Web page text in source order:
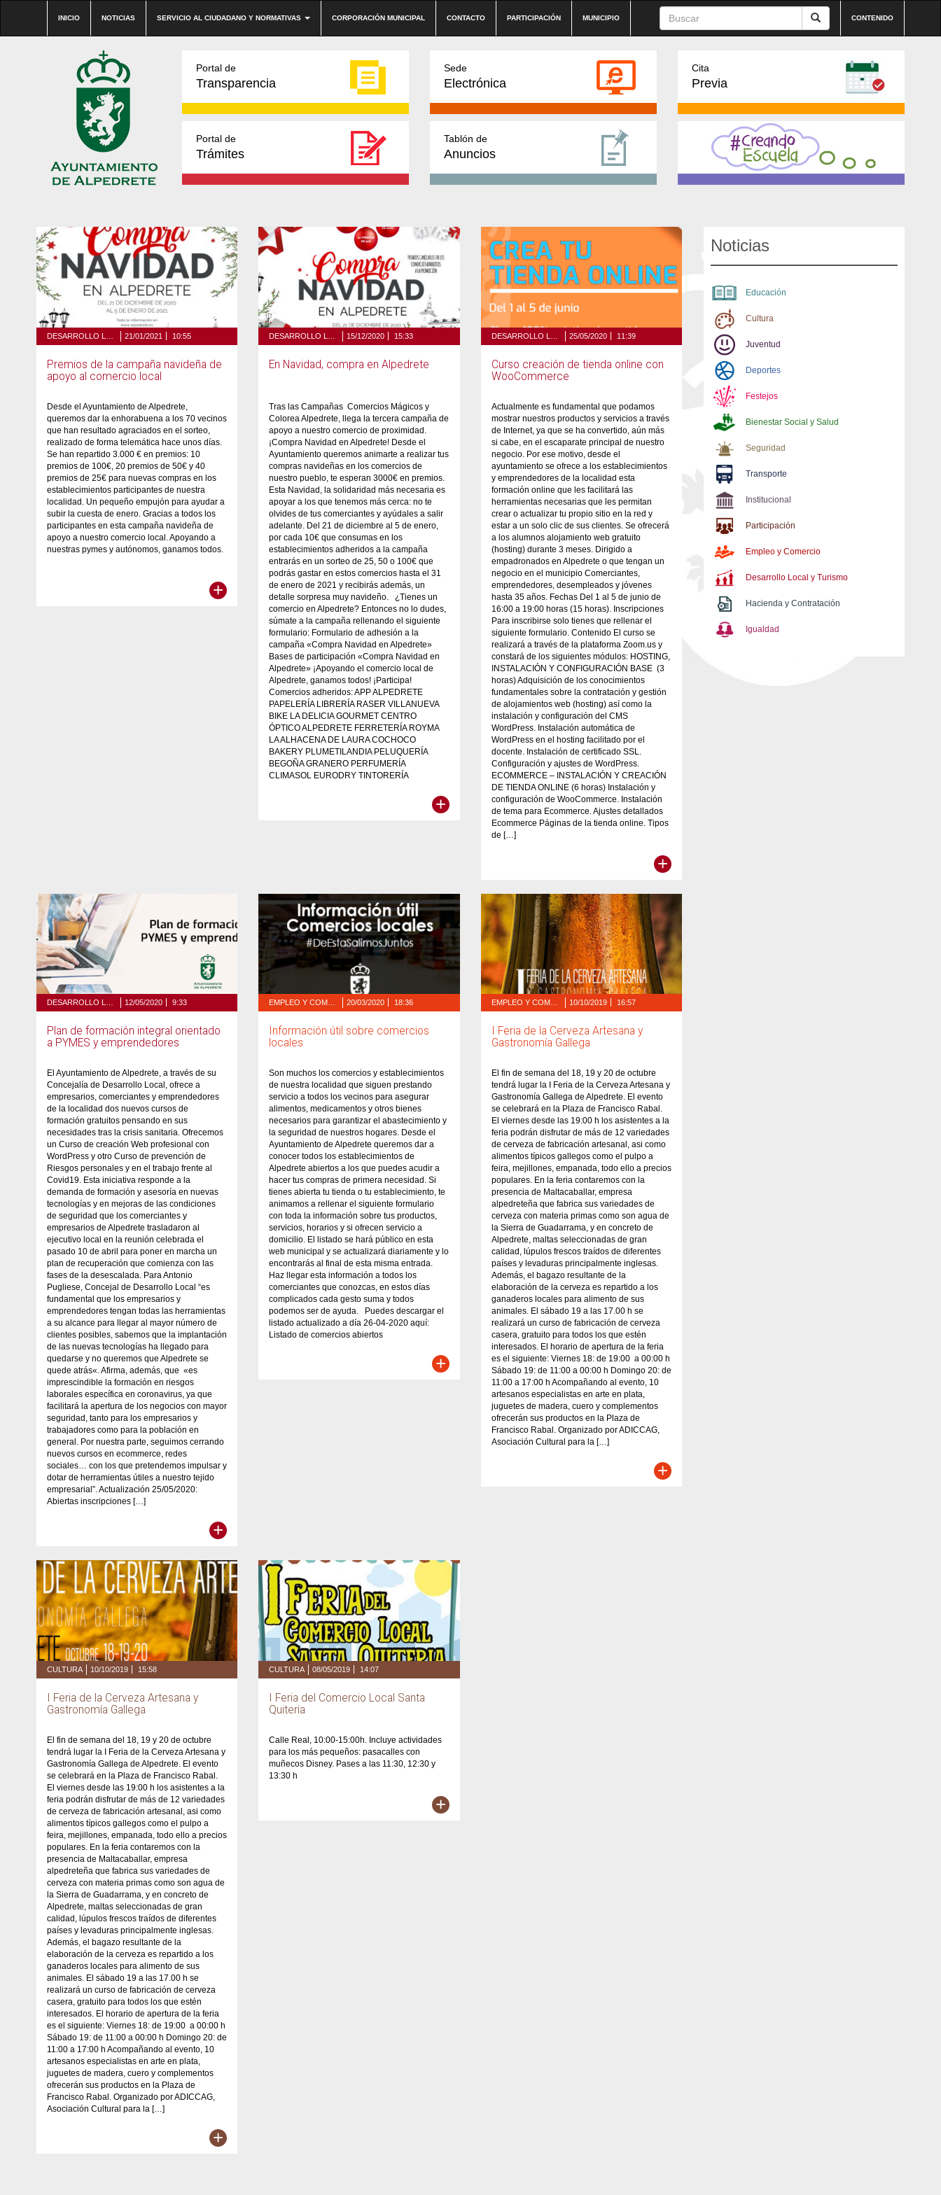
INICIO NOTICIAS SERVICIO AL CIUDADANO Y NORMATIVAS CORPORACIÓN MUNICIPAL CONTACTO PARTICIPACIÓN MUNICIPIO CONTENIDO
Portal de
Transparencia
Sede
Electrónica
Cita
Previa
Portal de
Trámites
Tablón de
Anuncios
21/01/2021 10:55
Premios de la campaña navideña de
apoyo al comercio local
Desde el Ayuntamiento de Alpedrete,
queremos dar la enhorabuena a los 70 vecinos
que han resultado agraciados en el sorteo,
realizado de forma telemática hace unos días.
Se han repartido 3.000 € en premios: 10
premios de 100€, 20 premios de 50€ y 40
premios de 25€ para nuevas compras en los
establecimientos participantes de nuestra
localidad. Un pequeño empujón para ayudar a
subir la cuesta de enero. Gracias a todos los
participantes en esta campaña navideña de
apoyo a nuestro comercio local. Apoyando a
nuestras pymes y autónomos, ganamos todos.
+
15/12/2020 15:33
En Navidad, compra en Alpedrete
Tras las Campañas Comercios Mágicos y
Colorea Alpedrete, llega la tercera campaña de
apoyo a nuestro comercio de proximidad.
¡Compra Navidad en Alpedrete! Desde el
Ayuntamiento queremos animarte a realizar tus
compras navideñas en los comercios de
nuestro pueblo, te esperan 3000€ en premios.
Esta Navidad, la solidaridad más necesaria es
apoyar a los que tenemos más cerca: no te
olvides de tus comerciantes y ayúdales a salir
adelante. Del 21 de diciembre al 5 de enero,
por cada 10€ que consumas en los
establecimientos adheridos a la campaña
entrarás en un sorteo de 25, 50 o 100€ que
podrás gastar en estos comercios hasta el 31
de enero de 2021 y recibirás además, un
detalle sorpresa muy navideño. ¿Tienes un
comercio en Alpedrete? Entonces no lo dudes,
súmate a la campaña rellenando el siguiente
formulario: Formulario de adhesión a la
campaña «Compra Navidad en Alpedrete»
Bases de participación «Compra Navidad en
Alpedrete» ¡Apoyando el comercio local de
Alpedrete, ganamos todos! ¡Participa!
Comercios adheridos: APP ALPEDRETE
PAPELERÍA LIBRERÍA RASER VILLANUEVA
BIKE LA DELICIA GOURMET CENTRO
ÓPTICO ALPEDRETE FERRETERÍA ROYMA
LA ALHACENA DE LAURA COCHOCO
BAKERY PLUMETILANDIA PELUQUERÍA
BEGOÑA GRANERO PERFUMERÍA
CLIMASOL EURODRY TINTORERÍA
+
25/05/2020 11:39
Curso creación de tienda online con
WooCommerce
Actualmente es fundamental que podamos
mostrar nuestros productos y servicios a través
de Internet, ya que se ha convertido, aún más
si cabe, en el escaparate principal de nuestro
negocio. Por ese motivo, desde el
ayuntamiento se ofrece a los establecimientos
y emprendedores de la localidad esta
formación online que les facilitará las
herramientas necesarias que les permitan
crear o actualizar tu propio sitio en la red y
estar a un solo clic de sus clientes. Se ofrecerá
a los alumnos alojamiento web gratuito
(hosting) durante 3 meses. Dirigido a
empadronados en Alpedrete o que tengan un
negocio en el municipio Comerciantes,
emprendedores, desempleados y jóvenes
hasta 35 años. Fechas Del 1 al 5 de junio de
16:00 a 19:00 horas (15 horas). Inscripciones
Para inscribirse solo tienes que rellenar el
siguiente formulario. Contenido El curso se
realizará a través de la plataforma Zoom.us y
constará de los siguientes módulos: HOSTING,
INSTALACIÓN Y CONFIGURACIÓN BASE (3
horas) Adquisición de los conocimientos
fundamentales sobre la contratación y gestión
de alojamientos web (hosting) así como la
instalación y configuración del CMS
WordPress. Instalación automática de
WordPress en el hosting facilitado por el
docente. Instalación de certificado SSL.
Configuración y ajustes de WordPress.
ECOMMERCE – INSTALACIÓN Y CREACIÓN
DE TIENDA ONLINE (6 horas) Instalación y
configuración de WooCommerce. Instalación
de tema para Ecommerce. Ajustes detallados
Ecommerce Páginas de la tienda online. Tipos
de […]
+
DESARROLLO LOCAL Y TURISMO 12/05/2020 9:33
Plan de formación integral orientado
a PYMES y emprendedores
El Ayuntamiento de Alpedrete, a través de su
Concejalía de Desarrollo Local, ofrece a
empresarios, comerciantes y emprendedores
de la localidad dos nuevos cursos de
formación gratuitos pensando en sus
necesidades tras la crisis sanitaria. Ofrecemos
un Curso de creación Web profesional con
WordPress y otro Curso de prevención de
Riesgos personales y en el trabajo frente al
Covid19. Esta iniciativa responde a la
demanda de formación y asesoría en nuevas
tecnologías y en mejoras de las condiciones
de seguridad que los comerciantes y
empresarios de Alpedrete trasladaron al
ejecutivo local en la reunión celebrada el
pasado 10 de abril para poner en marcha un
plan de recuperación que comienza con las
fases de la desescalada. Para Antonio
Pugliese, Concejal de Desarrollo Local “es
fundamental que los empresarios y
emprendedores tengan todas las herramientas
a su alcance para llegar al mayor número de
clientes posibles, sabemos que la implantación
de las nuevas tecnologías ha llegado para
quedarse y no queremos que Alpedrete se
quede atrás«. Afirma, además, que «es
imprescindible la formación en riesgos
laborales específica en coronavirus, ya que
facilitará la apertura de los negocios con mayor
seguridad, tanto para los empresarios y
trabajadores como para la población en
general. Por nuestra parte, seguimos cerrando
nuevos cursos en ecommerce, redes
sociales… con los que pretendemos impulsar y
dotar de herramientas útiles a nuestro tejido
empresarial”. Actualización 25/05/2020:
Abiertas inscripciones […]
+
EMPLEO Y COMERCIO 20/03/2020 18:36
Información útil sobre comercios
locales
Son muchos los comercios y establecimientos
de nuestra localidad que siguen prestando
servicio a todos los vecinos para asegurar
alimentos, medicamentos y otros bienes
necesarios para garantizar el abastecimiento y
la seguridad de nuestros hogares. Desde el
Ayuntamiento de Alpedrete queremos dar a
conocer todos los establecimientos de
Alpedrete abiertos a los que puedes acudir a
hacer tus compras de primera necesidad. Si
tienes abierta tu tienda o tu establecimiento, te
animamos a rellenar el siguiente formulario
con toda la información sobre tus productos,
servicios, horarios y si ofrecen servicio a
domicilio. El listado se hará público en esta
web municipal y se actualizará diariamente y lo
encontrarás al final de esta misma entrada.
Haz llegar esta información a todos los
comerciantes que conozcas, en estos días
complicados cada gesto suma y todos
podemos ser de ayuda. Puedes descargar el
listado actualizado a día 26-04-2020 aquí:
Listado de comercios abiertos
+
EMPLEO Y COMERCIO 10/10/2019 16:57
I Feria de la Cerveza Artesana y
Gastronomía Gallega
El fin de semana del 18, 19 y 20 de octubre
tendrá lugar la I Feria de la Cerveza Artesana y
Gastronomía Gallega de Alpedrete. El evento
se celebrará en la Plaza de Francisco Rabal.
El viernes desde las 19:00 h los asistentes a la
feria podrán disfrutar de más de 12 variedades
de cerveza de fabricación artesanal, asi como
alimentos típicos gallegos como el pulpo a
feira, mejillones, empanada, todo ello a precios
populares. En la feria contaremos con la
presencia de Maltacaballar, empresa
alpedreteña que fabrica sus variedades de
cerveza con materia primas como son agua de
la Sierra de Guadarrama, y en concreto de
Alpedrete, maltas seleccionadas de gran
calidad, lúpulos frescos traídos de diferentes
países y levaduras principalmente inglesas.
Además, el bagazo resultante de la
elaboración de la cerveza es repartido a los
ganaderos locales para alimento de sus
animales. El sábado 19 a las 17.00 h se
realizará un curso de fabricación de cerveza
casera, gratuito para todos los que estén
interesados. El horario de apertura de la feria
es el siguiente: Viernes 18: de 19:00 a 00:00 h
Sábado 19: de 11:00 a 00:00 h Domingo 20: de
11:00 a 17:00 h Acompañando al evento, 10
artesanos especialistas en arte en plata,
juguetes de madera, cuero y complementos
ofrecerán sus productos en la Plaza de
Francisco Rabal. Organizado por ADICCAG,
Asociación Cultural para la […]
+
CULTURA 10/10/2019 15:58
I Feria de la Cerveza Artesana y
Gastronomía Gallega
El fin de semana del 18, 19 y 20 de octubre
tendrá lugar la I Feria de la Cerveza Artesana y
Gastronomía Gallega de Alpedrete. El evento
se celebrará en la Plaza de Francisco Rabal.
El viernes desde las 19:00 h los asistentes a la
feria podrán disfrutar de más de 12 variedades
de cerveza de fabricación artesanal, asi como
alimentos típicos gallegos como el pulpo a
feira, mejillones, empanada, todo ello a precios
populares. En la feria contaremos con la
presencia de Maltacaballar, empresa
alpedreteña que fabrica sus variedades de
cerveza con materia primas como son agua de
la Sierra de Guadarrama, y en concreto de
Alpedrete, maltas seleccionadas de gran
calidad, lúpulos frescos traídos de diferentes
países y levaduras principalmente inglesas.
Además, el bagazo resultante de la
elaboración de la cerveza es repartido a los
ganaderos locales para alimento de sus
animales. El sábado 19 a las 17.00 h se
realizará un curso de fabricación de cerveza
casera, gratuito para todos los que estén
interesados. El horario de apertura de la feria
es el siguiente: Viernes 18: de 19:00 a 00:00 h
Sábado 19: de 11:00 a 00:00 h Domingo 20: de
11:00 a 17:00 h Acompañando al evento, 10
artesanos especialistas en arte en plata,
juguetes de madera, cuero y complementos
ofrecerán sus productos en la Plaza de
Francisco Rabal. Organizado por ADICCAG,
Asociación Cultural para la […]
+
CULTURA 08/05/2019 14:07
I Feria del Comercio Local Santa
Quiteria
Calle Real, 10:00-15:00h. Incluye actividades
para los más pequeños: pasacalles con
muñecos Disney. Pases a las 11:30, 12:30 y
13:30 h
+
Noticias
Educación
Cultura
Juventud
Deportes
Festejos
Bienestar Social y Salud
Seguridad
Transporte
Institucional
Participación
Empleo y Comercio
Desarrollo Local y Turismo
Hacienda y Contratación
Igualdad